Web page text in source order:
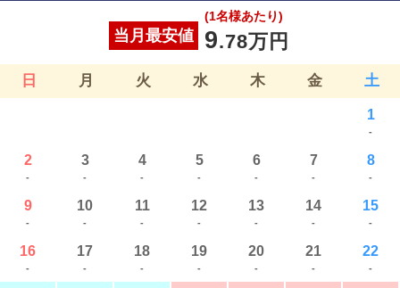
当月最安値
(1名様あたり)
9.78万円
日 月 火 水 木 金 土
1
-
2
-
3
-
4
-
5
-
6
-
7
-
8
-
9
-
10
-
11
-
12
-
13
-
14
-
15
-
16
-
17
-
18
-
19
-
20
-
21
-
22
-